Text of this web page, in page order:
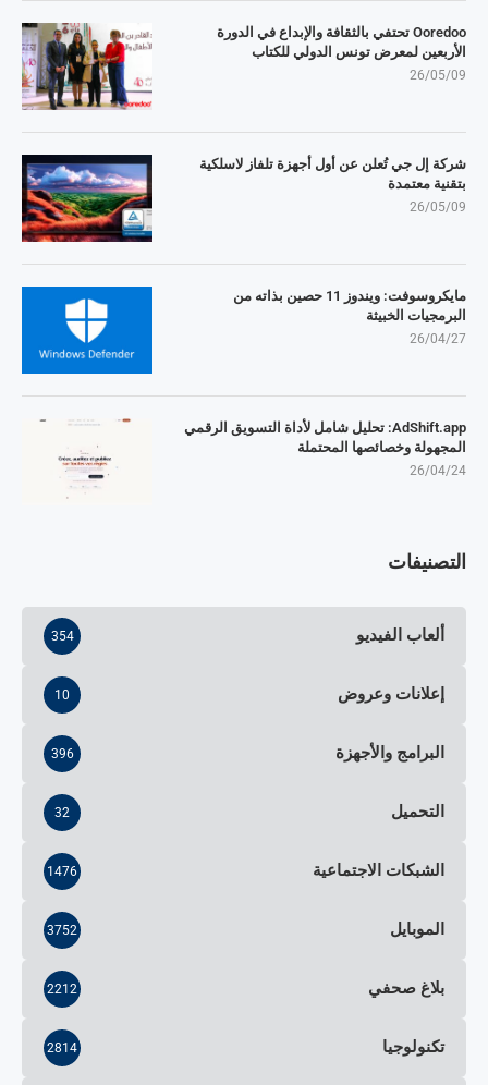
Ooredoo تحتفي بالثقافة والإبداع في الدورة
الأربعين لمعرض تونس الدولي للكتاب
26/05/09
شركة إل جي تُعلن عن أول أجهزة تلفاز لاسلكية
بتقنية معتمدة
26/05/09
مايكروسوفت: ويندوز 11 حصين بذاته من
البرمجيات الخبيثة
26/04/27
AdShift.app: تحليل شامل لأداة التسويق الرقمي
المجهولة وخصائصها المحتملة
26/04/24
التصنيفات
ألعاب الفيديو 354
إعلانات وعروض 10
البرامج والأجهزة 396
التحميل 32
الشبكات الاجتماعية 1476
الموبايل 3752
بلاغ صحفي 2212
تكنولوجيا 2814